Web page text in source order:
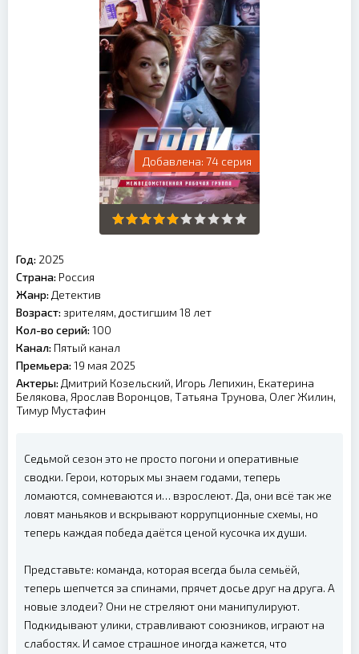
74 серия
Год: 2025
Страна: Россия
Жанр: Детектив
Возраст: зрителям, достигшим 18 лет
Кол-во серий: 100
Канал: Пятый канал
Премьера: 19 мая 2025
Актеры: Дмитрий Козельский, Игорь Лепихин, Екатерина
Белякова, Ярослав Воронцов, Татьяна Трунова, Олег Жилин,
Тимур Мустафин
Седьмой сезон это не просто погони и оперативные
сводки. Герои, которых мы знаем годами, теперь
ломаются, сомневаются и… взрослеют. Да, они всё так же
ловят маньяков и вскрывают коррупционные схемы, но
теперь каждая победа даётся ценой кусочка их души.
Представьте: команда, которая всегда была семьёй,
теперь шепчется за спинами, прячет досье друг на друга. А
новые злодеи? Они не стреляют они манипулируют.
Подкидывают улики, стравливают союзников, играют на
слабостях. И самое страшное иногда кажется, что